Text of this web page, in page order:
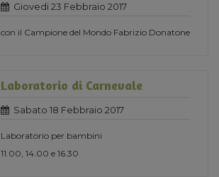
Giovedi 23 Febbraio 2017
con il Campione del Mondo Fabrizio Donatone
Laboratorio di Carnevale
Sabato 18 Febbraio 2017
Laboratorio per bambini
11.00, 14.00 e 16.30